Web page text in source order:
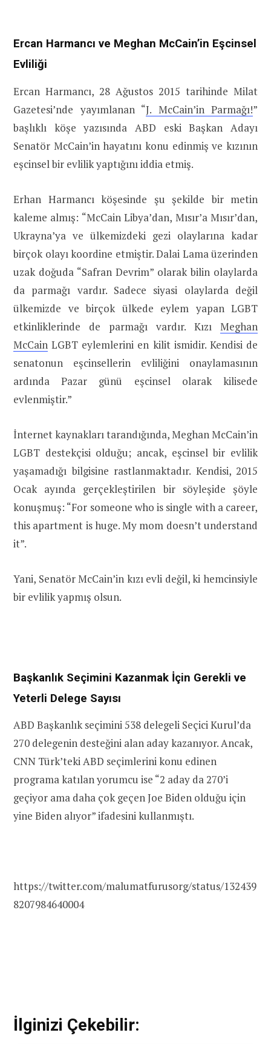
Ercan Harmancı ve Meghan McCain’in Eşcinsel
Evliliği
Ercan Harmancı, 28 Ağustos 2015 tarihinde Milat
Gazetesi’nde yayımlanan “J. McCain’in Parmağı!”
başlıklı köşe yazısında ABD eski Başkan Adayı
Senatör McCain’in hayatını konu edinmiş ve kızının
eşcinsel bir evlilik yaptığını iddia etmiş.
Erhan Harmancı köşesinde şu şekilde bir metin
kaleme almış: “McCain Libya’dan, Mısır’a Mısır’dan,
Ukrayna’ya ve ülkemizdeki gezi olaylarına kadar
birçok olayı koordine etmiştir. Dalai Lama üzerinden
uzak doğuda “Safran Devrim” olarak bilin olaylarda
da parmağı vardır. Sadece siyasi olaylarda değil
ülkemizde ve birçok ülkede eylem yapan LGBT
etkinliklerinde de parmağı vardır. Kızı Meghan
McCain LGBT eylemlerini en kilit ismidir. Kendisi de
senatonun eşcinsellerin evliliğini onaylamasının
ardında Pazar günü eşcinsel olarak kilisede
evlenmiştir.”
İnternet kaynakları tarandığında, Meghan McCain’in
LGBT destekçisi olduğu; ancak, eşcinsel bir evlilik
yaşamadığı bilgisine rastlanmaktadır. Kendisi, 2015
Ocak ayında gerçekleştirilen bir söyleşide şöyle
konuşmuş: “For someone who is single with a career,
this apartment is huge. My mom doesn’t understand
it”.
Yani, Senatör McCain’in kızı evli değil, ki hemcinsiyle
bir evlilik yapmış olsun.
Başkanlık Seçimini Kazanmak İçin Gerekli ve
Yeterli Delege Sayısı
ABD Başkanlık seçimini 538 delegeli Seçici Kurul’da
270 delegenin desteğini alan aday kazanıyor. Ancak,
CNN Türk’teki ABD seçimlerini konu edinen
programa katılan yorumcu ise “2 aday da 270’i
geçiyor ama daha çok geçen Joe Biden olduğu için
yine Biden alıyor” ifadesini kullanmıştı.
https://twitter.com/malumatfurusorg/status/132439
8207984640004
İlginizi Çekebilir: